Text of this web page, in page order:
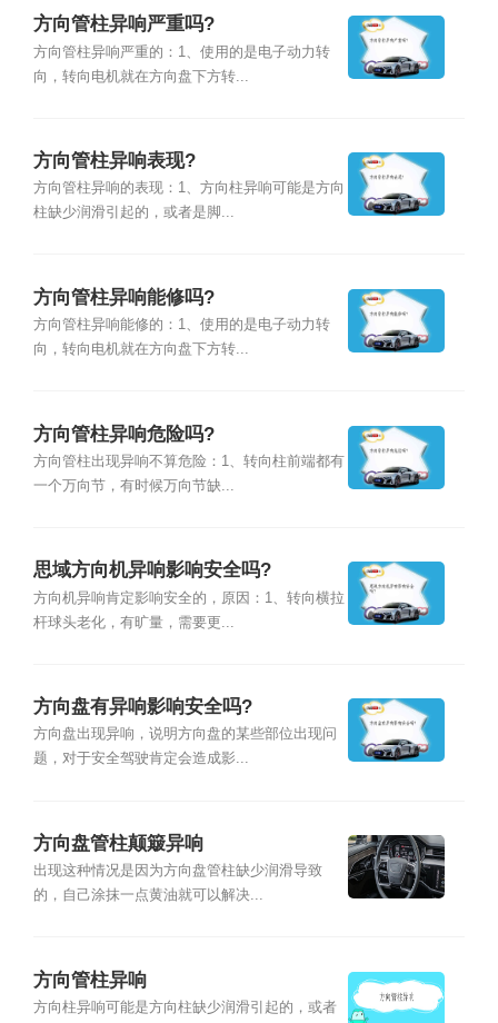
方向管柱异响严重吗?
方向管柱异响严重的：1、使用的是电子动力转
向，转向电机就在方向盘下方转...
方向管柱异响表现?
方向管柱异响的表现：1、方向柱异响可能是方向
柱缺少润滑引起的，或者是脚...
方向管柱异响能修吗?
方向管柱异响能修的：1、使用的是电子动力转
向，转向电机就在方向盘下方转...
方向管柱异响危险吗?
方向管柱出现异响不算危险：1、转向柱前端都有
一个万向节，有时候万向节缺...
思域方向机异响影响安全吗?
方向机异响肯定影响安全的，原因：1、转向横拉
杆球头老化，有旷量，需要更...
方向盘有异响影响安全吗?
方向盘出现异响，说明方向盘的某些部位出现问
题，对于安全驾驶肯定会造成影...
方向盘管柱颠簸异响
出现这种情况是因为方向盘管柱缺少润滑导致
的，自己涂抹一点黄油就可以解决...
方向管柱异响
方向柱异响可能是方向柱缺少润滑引起的，或者